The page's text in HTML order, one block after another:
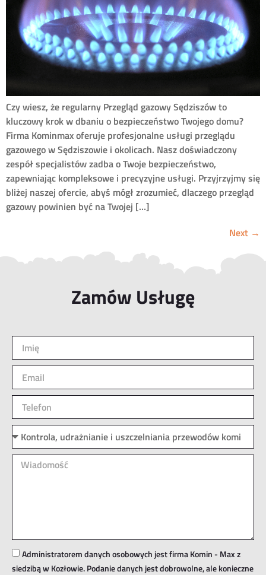
Czy wiesz, że regularny Przegląd gazowy Sędziszów to
kluczowy krok w dbaniu o bezpieczeństwo Twojego domu?
Firma Kominmax oferuje profesjonalne usługi przeglądu
gazowego w Sędziszowie i okolicach. Nasz doświadczony
zespół specjalistów zadba o Twoje bezpieczeństwo,
zapewniając kompleksowe i precyzyjne usługi. Przyjrzyjmy się
bliżej naszej ofercie, abyś mógł zrozumieć, dlaczego przegląd
gazowy powinien być na Twojej […]
Next →
Zamów Usługę
Administratorem danych osobowych jest firma Komin - Max z
siedzibą w Kozłowie. Podanie danych jest dobrowolne, ale konieczne